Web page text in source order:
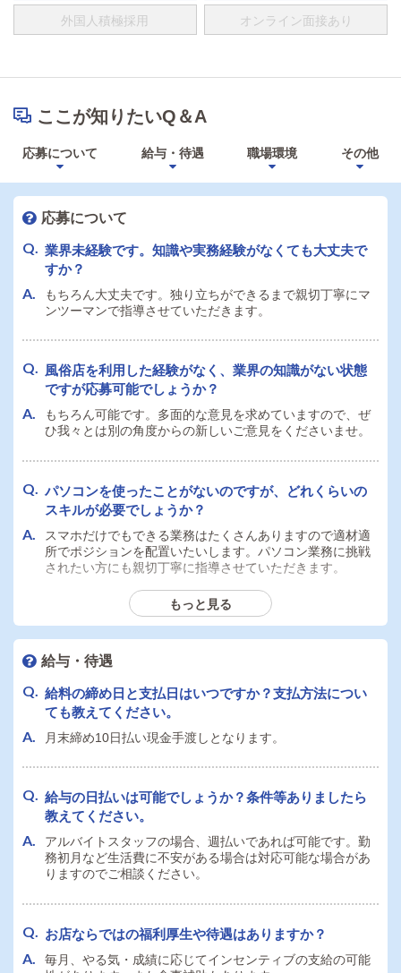
外国人積極採用 オンライン面接あり
ここが知りたいQ＆A
応募について 給与・待遇 職場環境 その他
応募について
業界未経験です。知識や実務経験がなくても大丈夫で
すか？
もちろん大丈夫です。独り立ちができるまで親切丁寧にマ
ンツーマンで指導させていただきます。
風俗店を利用した経験がなく、業界の知識がない状態
ですが応募可能でしょうか？
もちろん可能です。多面的な意見を求めていますので、ぜ
ひ我々とは別の角度からの新しいご意見をくださいませ。
パソコンを使ったことがないのですが、どれくらいの
スキルが必要でしょうか？
スマホだけでもできる業務はたくさんありますので適材適
所でポジションを配置いたいします。パソコン業務に挑戦
されたい方にも親切丁寧に指導させていただきます。
40歳ですが応募希望です。募集に年齢上限はあります
年齢制限は特にございません。
女性スタッフとして働きたいのですが、将来的に店長
になれる可能性は誰でもあります。
運転免許証を持っていません。デリヘル店舗スタッフ
として応募できますか？
もっと見る
給与・待遇
給料の締め日と支払日はいつですか？支払方法につい
ても教えてください。
月末締め10日払い現金手渡しとなります。
給与の日払いは可能でしょうか？条件等ありましたら
教えてください。
アルバイトスタッフの場合、週払いであれば可能です。勤
務初月など生活費に不安がある場合は対応可能な場合があ
りますのでご相談ください。
お店ならではの福利厚生や待遇はありますか？
毎月、やる気・成績に応じてインセンティブの支給の可能